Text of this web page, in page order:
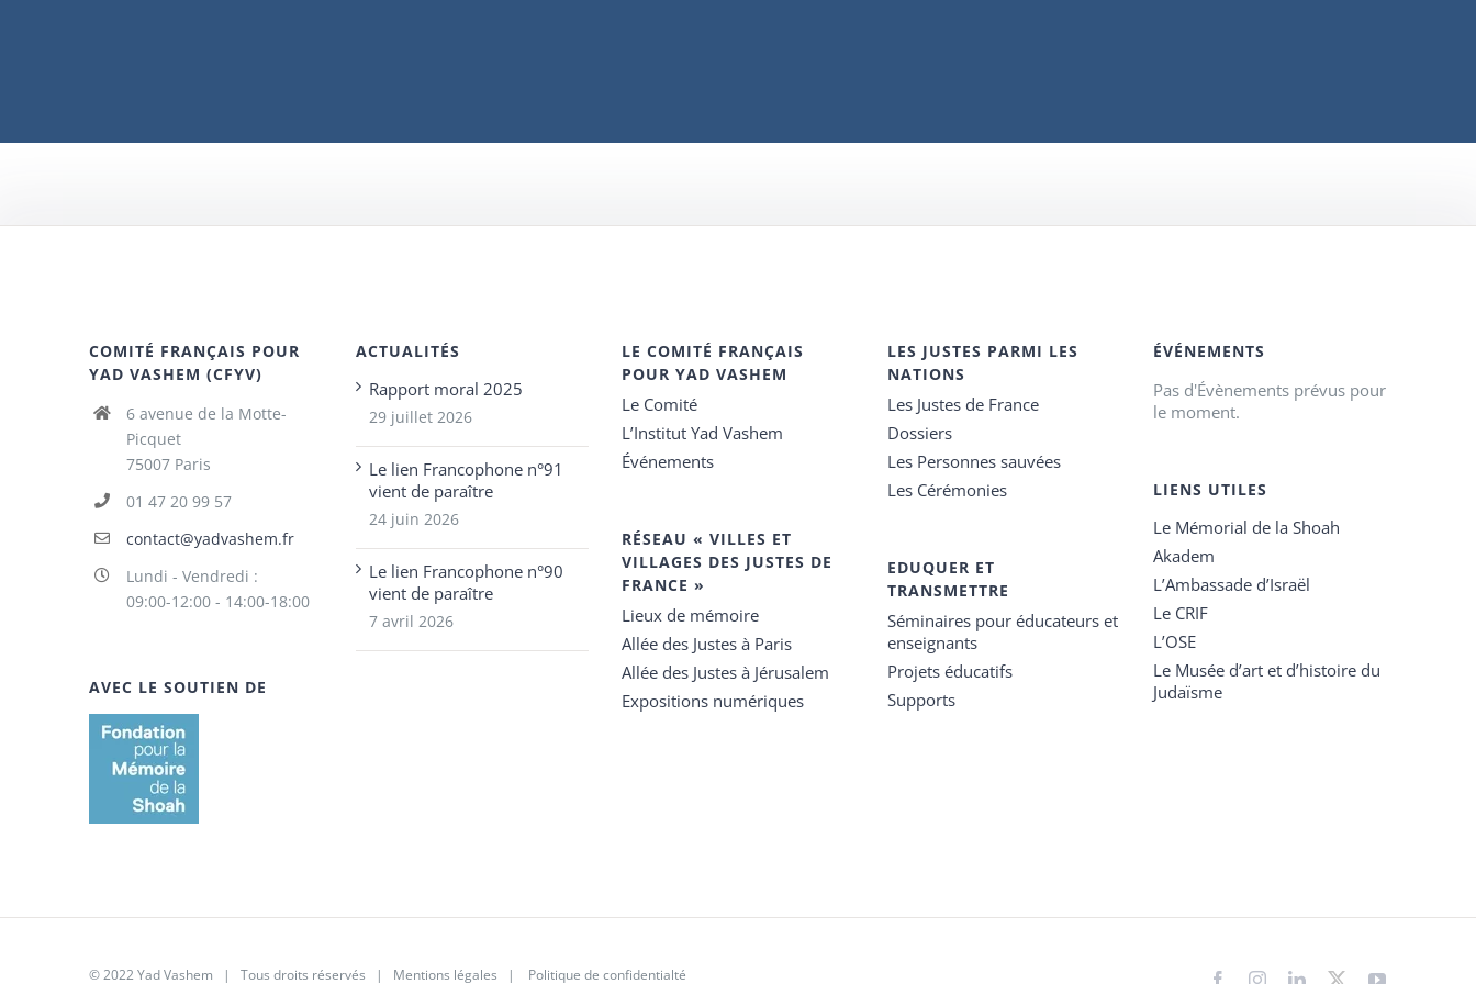
COMITÉ FRANÇAIS POUR
YAD VASHEM (CFYV)
6 avenue de la Motte-
Picquet
75007 Paris
01 47 20 99 57
contact@yadvashem.fr
Lundi - Vendredi :
09:00-12:00 - 14:00-18:00
AVEC LE SOUTIEN DE
ACTUALITÉS
Rapport moral 2025
29 juillet 2026
Le lien Francophone n°91
vient de paraître
24 juin 2026
Le lien Francophone n°90
vient de paraître
7 avril 2026
LE COMITÉ FRANÇAIS
POUR YAD VASHEM
Le Comité
L’Institut Yad Vashem
Événements
RÉSEAU « VILLES ET
VILLAGES DES JUSTES DE
FRANCE »
Lieux de mémoire
Allée des Justes à Paris
Allée des Justes à Jérusalem
Expositions numériques
LES JUSTES PARMI LES
NATIONS
Les Justes de France
Dossiers
Les Personnes sauvées
Les Cérémonies
EDUQUER ET
TRANSMETTRE
Séminaires pour éducateurs et
enseignants
Projets éducatifs
Supports
ÉVÉNEMENTS
Pas d'Évènements prévus pour
le moment.
LIENS UTILES
Le Mémorial de la Shoah
Akadem
L’Ambassade d’Israël
Le CRIF
L’OSE
Le Musée d’art et d’histoire du
Judaïsme
© 2022 Yad Vashem | Tous droits réservés | Mentions légales | Politique de confidentialté FacebookInstagramLinkedIn
X YouTube